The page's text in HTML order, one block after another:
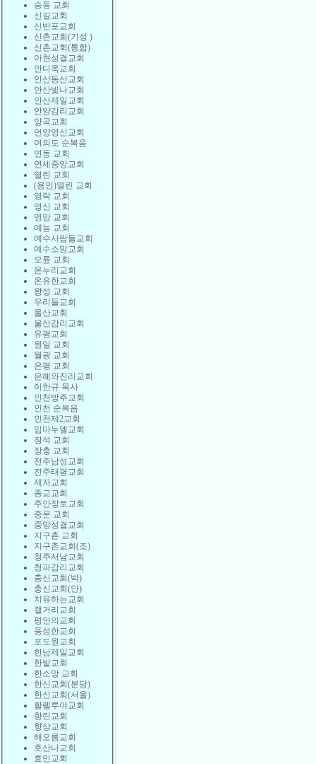
승동 교회
신길교회
신반포교회
신촌교회(기성 )
신촌교회(통합)
아현성결교회
안디옥교회
안산동산교회
안산빛나교회
안산제일교회
안양감리교회
양곡교회
언양영신교회
여의도 순복음
연동 교회
연세중앙교회
열린 교회
(용인)열린 교회
영락 교회
영신 교회
영암 교회
예능 교회
예수사람들교회
예수소망교회
오륜 교회
온누리교회
온유한교회
왕성 교회
우리들교회
울산교회
울산감리교회
유평교회
원일 교회
월광 교회
은평 교회
은혜와진리교회
이한규 목사
인천방주교회
인천 순복음
인천제2교회
임마누엘교회
장석 교회
장충 교회
전주남성교회
전주태평교회
제자교회
종교교회
주안장로교회
중문 교회
중앙성결교회
지구촌 교회
지구촌교회(조)
청주서남교회
청파감리교회
충신교회(박)
충신교회(안)
치유하는교회
캘거리교회
평안의교회
풍성한교회
포도원교회
한남제일교회
한밭교회
한소망 교회
한신교회(분당)
한신교회(서울)
할렐루야교회
향린교회
향상교회
해오름교회
호산나교회
효민교회